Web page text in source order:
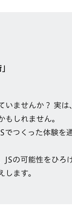
いませんか？ 実は
もしれません。
でつくった体験を
の可能性をひろ
ます。